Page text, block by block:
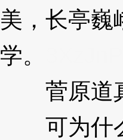
美，长亭巍
学。
菅原道真
可为什么